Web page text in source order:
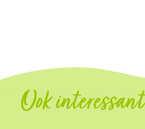
Ook interessant